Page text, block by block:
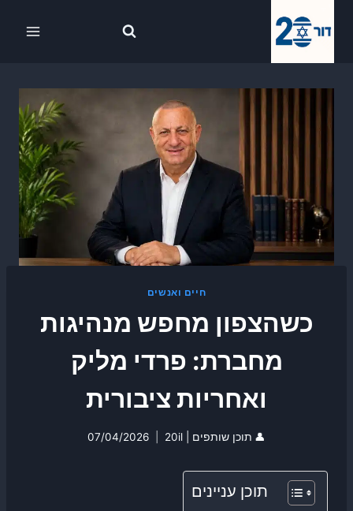
חיים ואנשים
כשהצפון מחפש מנהיגות
מחברת: פרדי מליק
ואחריות ציבורית
👤 תוכן שותפים | 20il 07/04/2026
תוכן עניינים